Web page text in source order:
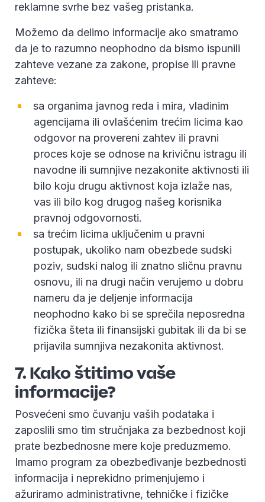
reklamne svrhe bez vašeg pristanka.
Možemo da delimo informacije ako smatramo
da je to razumno neophodno da bismo ispunili
zahteve vezane za zakone, propise ili pravne
zahteve:
sa organima javnog reda i mira, vladinim
agencijama ili ovlašćenim trećim licima kao
odgovor na provereni zahtev ili pravni
proces koje se odnose na krivičnu istragu ili
navodne ili sumnjive nezakonite aktivnosti ili
bilo koju drugu aktivnost koja izlaže nas,
vas ili bilo kog drugog našeg korisnika
pravnoj odgovornosti.
sa trećim licima uključenim u pravni
postupak, ukoliko nam obezbede sudski
poziv, sudski nalog ili znatno sličnu pravnu
osnovu, ili na drugi način verujemo u dobru
nameru da je deljenje informacija
neophodno kako bi se sprečila neposredna
fizička šteta ili finansijski gubitak ili da bi se
prijavila sumnjiva nezakonita aktivnost.
7. Kako štitimo vaše
informacije?
Posvećeni smo čuvanju vaših podataka i
zaposlili smo tim stručnjaka za bezbednost koji
prate bezbednosne mere koje preduzmemo.
Imamo program za obezbeđivanje bezbednosti
informacija i neprekidno primenjujemo i
ažuriramo administrativne, tehničke i fizičke